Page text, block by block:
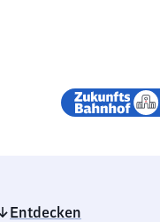
Entdecken